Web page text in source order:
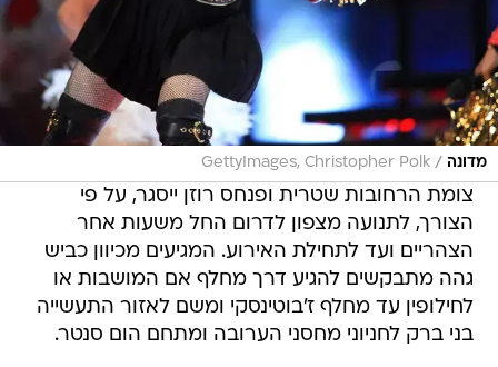
מדונה /
GettyImages, Christopher Polk
צומת הרחובות שטרית ופנחס רוזן ייסגר, על פי
הצורך, לתנועה מצפון לדרום החל משעות אחר
הצהריים ועד לתחילת האירוע. המגיעים מכיוון כביש
גהה מתבקשים להגיע דרך מחלף אם המושבות או
לחילופין עד מחלף ז'בוטינסקי ומשם לאזור התעשייה
בני ברק לחניוני מחסני הערובה ומתחם הום סנטר.